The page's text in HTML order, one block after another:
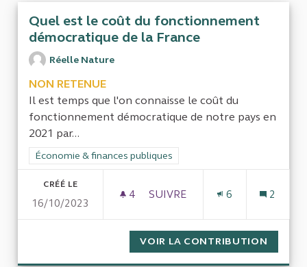
Quel est le coût du fonctionnement
démocratique de la France
Réelle Nature
NON RETENUE
Il est temps que l'on connaisse le coût du
fonctionnement démocratique de notre pays en
2021 par...
Filtrer les résultats de la catégorie : Économie & finances
Économie & finances publiques
CRÉÉ LE
16/10/2023
4 4 ABONNÉS
SUIVRE
6 2
VOIR LA CONTRIBUTION